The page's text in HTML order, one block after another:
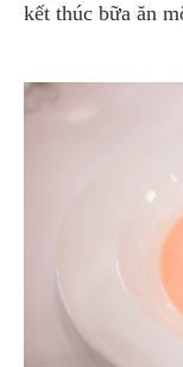
kết thúc bữa ăn